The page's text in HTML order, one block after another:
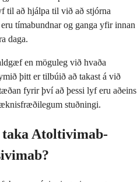
til að hjálpa til við að stjórna
tímabundnar og ganga yfir innan
daga.
en möguleg við hvaða
þitt er tilbúið að takast á við
fyrir því að þessi lyf eru aðeins
stuðningi.
Atoltivimab-